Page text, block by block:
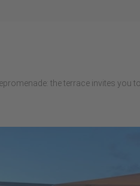
the terrace invites you